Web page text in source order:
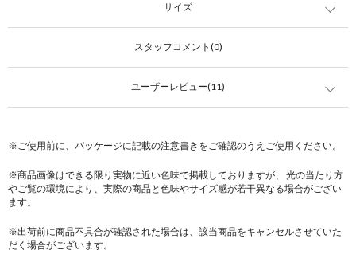
サイズ
スタッフコメント(0)
ユーザーレビュー(11)
※ご使用前に、パッケージに記載の注意書きをご確認のうえご使用ください。
※商品画像はできる限り実物に近い色味で掲載しておりますが、 光の当たり方
やご覧の環境により、実際の商品と色味やサイズ感が若干異なる場合がござい
ます。
※出荷前に商品不具合が確認された場合は、該当商品をキャンセルさせていた
だく場合がございます。